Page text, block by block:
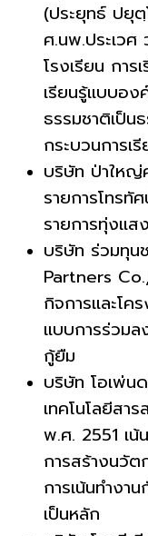
(ประยุทธ์ ปยุ
ศ.นพ.ประเวศ
โรงเรียน การ
เรียนรู้แบบอง
ธรรมชาติเป็น
กระบวนการเ
บริษัท ป่าใหญ่
รายการโทรทั
รายการทุ่งแส
บริษัท ร่วมทุน
Partners
กิจการและโค
แบบการร่วม
กู้ยืม
บริษัท โอเพ่น
เทคโนโลยีสา
พ.ศ. 2551 เน้
การสร้างนวั
การเน้นทำงา
เป็นหลัก